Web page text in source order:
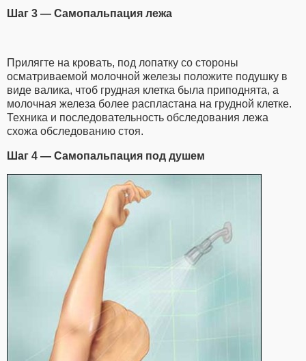
Шаг 3 — Самопальпация лежа
Прилягте на кровать, под лопатку со стороны
осматриваемой молочной железы положите подушку в
виде валика, чтоб грудная клетка была приподнята, а
молочная железа более распластана на грудной клетке.
Техника и последовательность обследования лежа
схожа обследованию стоя.
Шаг 4 — Самопальпация под душем